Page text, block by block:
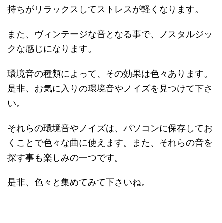
持ちがリラックスしてストレスが軽くなります。
また、ヴィンテージな音となる事で、ノスタルジッ
クな感じになります。
環境音の種類によって、その効果は色々あります。
是非、お気に入りの環境音やノイズを見つけて下さ
い。
それらの環境音やノイズは、パソコンに保存してお
くことで色々な曲に使えます。また、それらの音を
探す事も楽しみの一つです。
是非、色々と集めてみて下さいね。